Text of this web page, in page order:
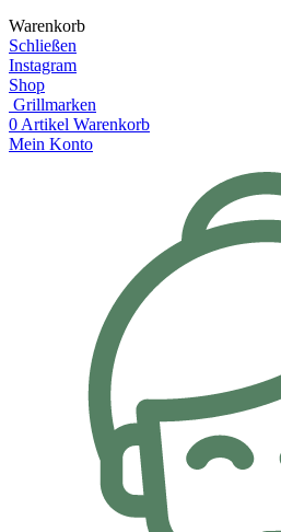
Warenkorb
Schließen
Instagram
Shop
Grillmarken
0 Artikel Warenkorb
Mein Konto